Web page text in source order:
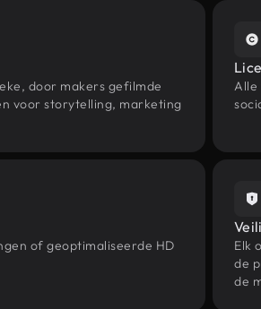
door makers gefilmde
voor storytelling, marketing
Alle
of geoptimaliseerde HD
Elk
de
de